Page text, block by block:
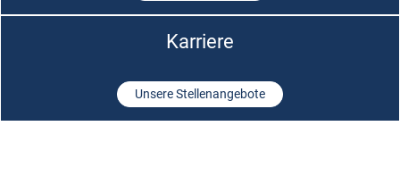
Karriere
Unsere Stellenangebote